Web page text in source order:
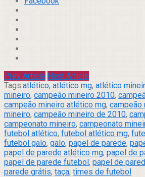
Prev Article Next Article
Tags:atlético, atlético mg, atlético
mineiro, campeão mineiro 2010,
campeão mineiro atlético mg, campeão
mineiro, campeão mineiro de 2010,
campeonato mineiro, campeonato
futebol atlético, futebol atlético mg,
futebol galo, galo, papel de parede,
papel de parede atlético mg, papel de
papel de parede futebol, papel de
parede grátis, taça, times de futebol